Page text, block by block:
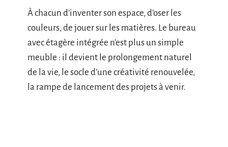
À chacun d’inventer son espace, d’oser les
couleurs, de jouer sur les matières. Le bureau
avec étagère intégrée n’est plus un simple
meuble : il devient le prolongement naturel
de la vie, le socle d’une créativité renouvelée,
la rampe de lancement des projets à venir.